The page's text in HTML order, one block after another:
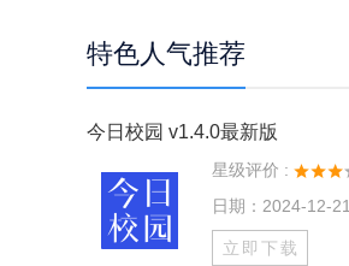
特色人气推荐
今日校园 v1.4.0最新版
星级评价 :
日期：2024-12-21
立即下载